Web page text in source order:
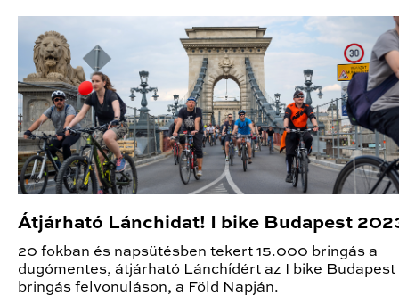
Átjárható Lánchidat! I bike Budapest
20 fokban és napsütésben tekert 15.000 bringás a
dugómentes, átjárható Lánchídért az I bike Budapest
bringás felvonuláson, a Föld Napján.